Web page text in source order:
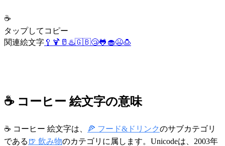
☕
タップしてコピー
関連絵文字 🥄 🍹 🥛 ♨️🇬🇧😴🐸 🧁😫🍮
☕ コーヒー 絵文字の意味
☕ コーヒー 絵文字は、 🍕 フード&ドリンクのサブカテゴリ
である 🍺 飲み物のカテゴリに属します。Unicodeは、2003年